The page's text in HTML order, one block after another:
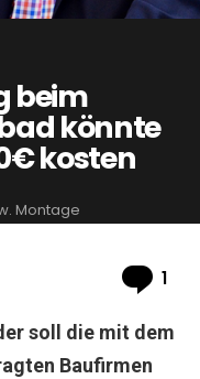
beim
könnte
kosten
Montage
1
soll die mit dem
Baufirmen